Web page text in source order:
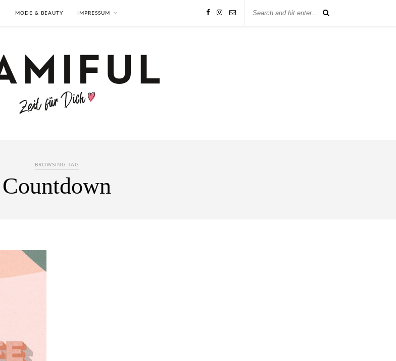
MODE & BEAUTY IMPRESSUM
BROWSING TAG
Countdown